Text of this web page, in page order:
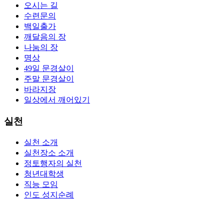
오시는 길
수련문의
백일출가
깨달음의 장
나눔의 장
명상
49일 문경살이
주말 문경살이
바라지장
일상에서 깨어있기
실천
실천 소개
실천장소 소개
정토행자의 실천
청년대학생
직능 모임
인도 성지순례